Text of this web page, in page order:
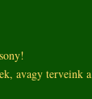
avagy terveink